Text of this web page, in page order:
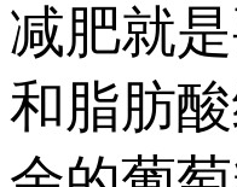
减肥就
和脂肪